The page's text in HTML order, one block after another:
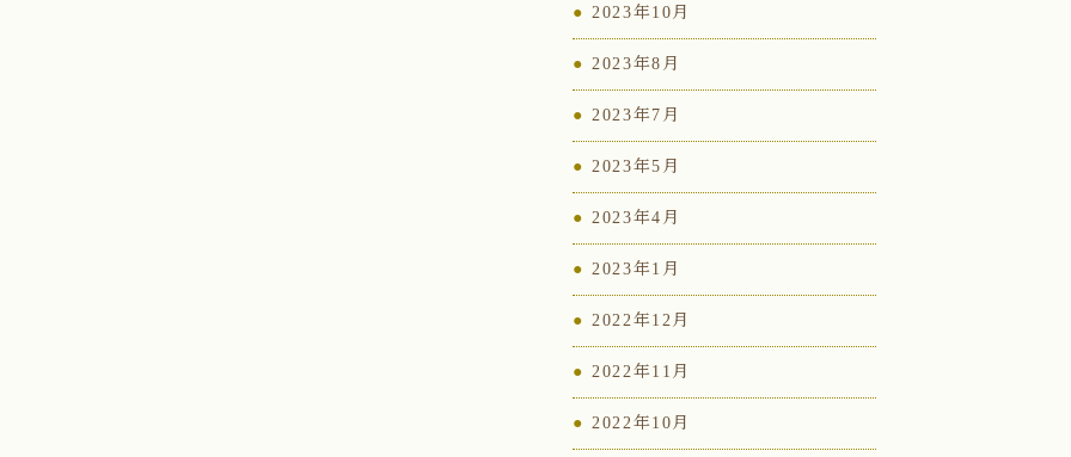
2023年10月
2023年8月
2023年7月
2023年5月
2023年4月
2023年1月
2022年12月
2022年11月
2022年10月